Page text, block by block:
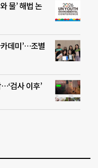
물’ 해법 논
데미’…조별
검사 이후’